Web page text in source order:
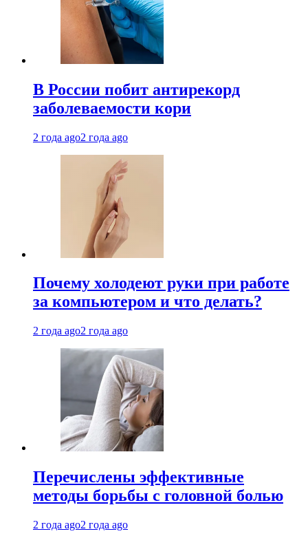
В России побит антирекорд
заболеваемости кори
2 года ago2 года ago
Почему холодеют руки при работе
за компьютером и что делать?
2 года ago2 года ago
Перечислены эффективные
методы борьбы с головной болью
2 года ago2 года ago